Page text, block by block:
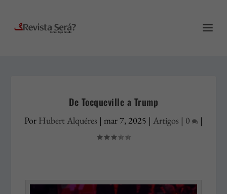
De Tocqueville a Trump
Por Hubert Alquéres | mar 7, 2025 | Artigos | 0 |